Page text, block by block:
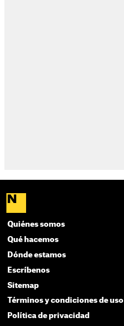
Quiénes somos
Qué hacemos
Dónde estamos
Escríbenos
Sitemap
Términos y condiciones de uso
Política de privacidad